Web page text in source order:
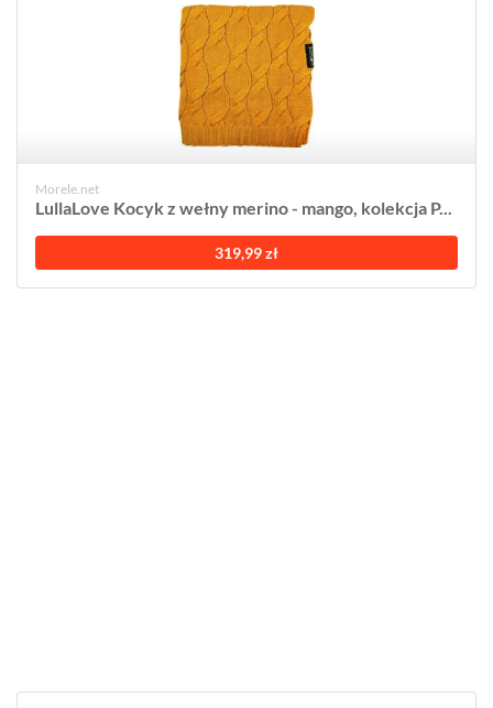
Morele.net
LullaLove Kocyk z wełny merino - mango, kolekcja P...
319,99 zł